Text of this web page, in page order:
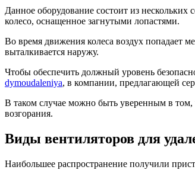
Данное оборудование состоит из
колесо, оснащенное загнутыми лопастями.
Во время движения колеса воздух попадает
выталкивается наружу.
Чтобы обеспечить должный уровень
dymoudaleniya, в компании, предлагающей
В таком случае можно быть уверенным в том,
возгорания.
Виды вентиляторов для
Наибольшее распространение получили